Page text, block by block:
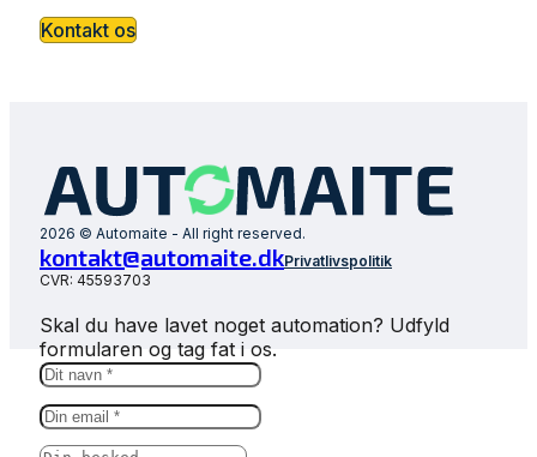
Kontakt os
2026 © Automaite - All right reserved.
kontakt@automaite.dkPrivatlivspolitik
CVR: 45593703
Skal du have lavet noget automation? Udfyld
formularen og tag fat i os.